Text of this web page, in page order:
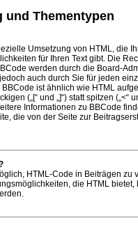
und Thementypen
Umsetzung von HTML, die
für Ihren Text gibt. Die
werden durch die Board-
auch durch Sie für jeden
ist ähnlich wie HTML
(„[“ und „]“) statt spitzen („<“
Informationen zu BBCode
die von der Seite zur
HTML-Code in Beiträgen zu
die HTML bietet,